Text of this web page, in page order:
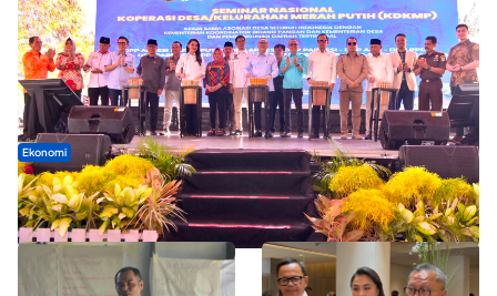
Ekonomi
Seminar di Ternate, Mendes Perkuat Sinergi Percepatan
Kopdes Merah Putih